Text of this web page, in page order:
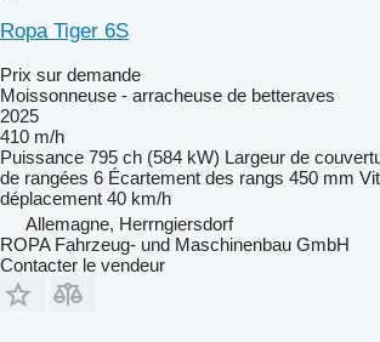
Ropa Tiger 6S
Prix sur demande
Moissonneuse - arracheuse de betteraves
2025
410 m/h
Puissance 795 ch (584 kW) Largeur de
de rangées 6 Écartement des rangs 450 mm
déplacement 40 km/h
Allemagne, Herrngiersdorf
ROPA Fahrzeug- und Maschinenbau GmbH
Contacter le vendeur